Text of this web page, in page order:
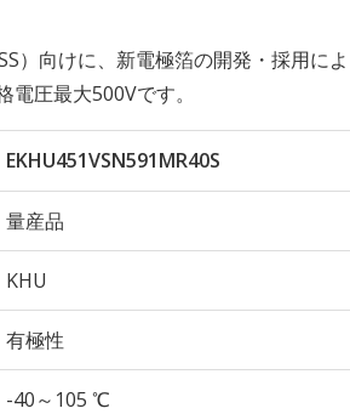
）向けに、新電極箔の開発・採用に
圧最大500Vです。
EKHU451VSN591MR40S
量産品
KHU
有極性
-40～105 ℃